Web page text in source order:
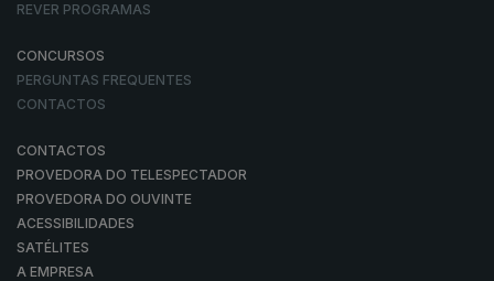
REVER PROGRAMAS
CONCURSOS
PERGUNTAS FREQUENTES
CONTACTOS
CONTACTOS
PROVEDORA DO TELESPECTADOR
PROVEDORA DO OUVINTE
ACESSIBILIDADES
SATÉLITES
A EMPRESA